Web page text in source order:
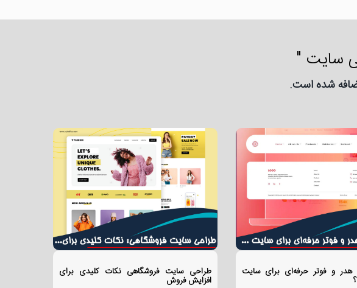
سایت "
شده است.
طراحی سایت فروشگاهی نکات کلیدی برای
افزایش فروش
و فوتر حرفه‌ای برای سایت